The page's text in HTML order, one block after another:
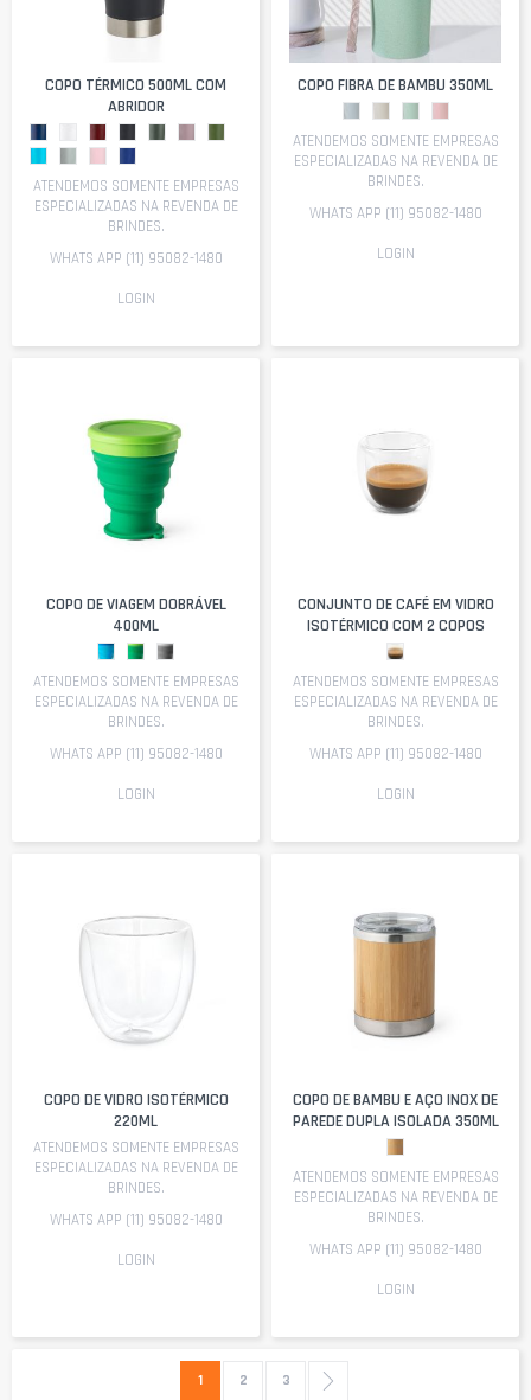
COPO TÉRMICO 500ML COM
ABRIDOR
ATENDEMOS SOMENTE EMPRESAS
ESPECIALIZADAS NA REVENDA DE
BRINDES.
WHATS APP (11) 95082-1480
LOGIN
COPO FIBRA DE BAMBU 350ML
ATENDEMOS SOMENTE EMPRESAS
ESPECIALIZADAS NA REVENDA DE
BRINDES.
WHATS APP (11) 95082-1480
LOGIN
COPO DE VIAGEM DOBRÁVEL
400ML
ATENDEMOS SOMENTE EMPRESAS
ESPECIALIZADAS NA REVENDA DE
BRINDES.
WHATS APP (11) 95082-1480
LOGIN
CONJUNTO DE CAFÉ EM VIDRO
ISOTÉRMICO COM 2 COPOS
ATENDEMOS SOMENTE EMPRESAS
ESPECIALIZADAS NA REVENDA DE
BRINDES.
WHATS APP (11) 95082-1480
LOGIN
COPO DE VIDRO ISOTÉRMICO
220ML
ATENDEMOS SOMENTE EMPRESAS
ESPECIALIZADAS NA REVENDA DE
BRINDES.
WHATS APP (11) 95082-1480
LOGIN
COPO DE BAMBU E AÇO INOX DE
PAREDE DUPLA ISOLADA 350ML
ATENDEMOS SOMENTE EMPRESAS
ESPECIALIZADAS NA REVENDA DE
BRINDES.
WHATS APP (11) 95082-1480
LOGIN
Você esta lendo a pagina
1 Página
2 Página
3